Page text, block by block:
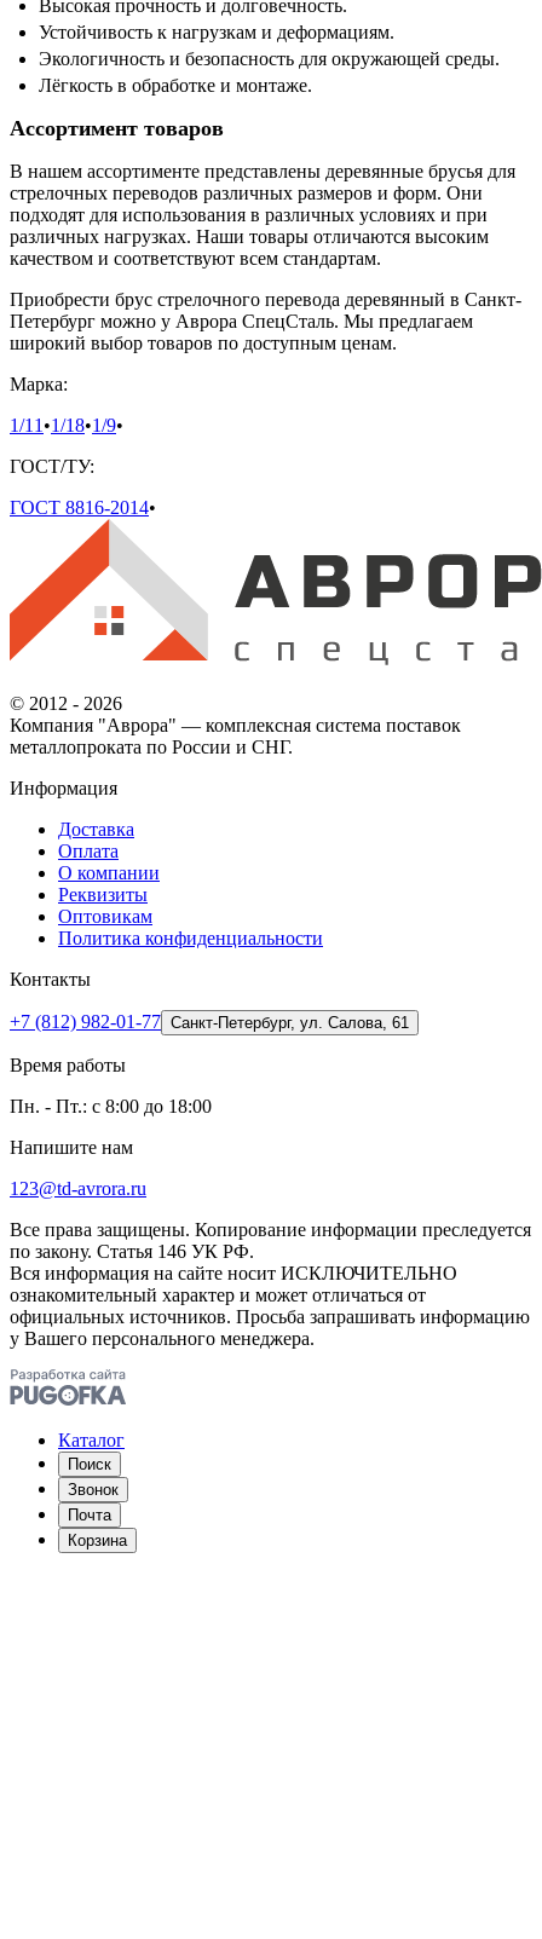
Высокая прочность и долговечность.
Устойчивость к нагрузкам и деформациям.
Экологичность и безопасность для окружающей среды.
Лёгкость в обработке и монтаже.
Ассортимент товаров
В нашем ассортименте представлены деревянные брусья для
стрелочных переводов различных размеров и форм. Они
подходят для использования в различных условиях и при
различных нагрузках. Наши товары отличаются высоким
качеством и соответствуют всем стандартам.
Приобрести брус стрелочного перевода деревянный в Санкт-
Петербург можно у Аврора СпецСталь. Мы предлагаем
широкий выбор товаров по доступным ценам.
Марка:
1/11 •1/18•1/9•
ГОСТ/ТУ:
ГОСТ 8816-2014•
© 2012 - 2026
Компания "Аврора" — комплексная система поставок
металлопроката по России и СНГ.
Информация
Доставка
Оплата
О компании
Реквизиты
Оптовикам
Политика конфиденциальности
Контакты
+7 (812) 982-01-77 Санкт-Петербург, ул. Салова, 61
Время работы
Пн. - Пт.: с 8:00 до 18:00
Напишите нам
123@td-avrora.ru
Все права защищены. Копирование информации преследуется
по закону. Статья 146 УК РФ.
Вся информация на сайте носит ИСКЛЮЧИТЕЛЬНО
ознакомительный характер и может отличаться от
официальных источников. Просьба запрашивать информацию
у Вашего персонального менеджера.
Каталог
Поиск
Звонок
Почта
Корзина